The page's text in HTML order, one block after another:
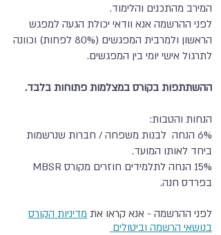
המירב מהתכנים והלימוד.
לפני ההרשמה אנא וודאי יכולת הגעה למפגש
הראשון ולמרבית המפגשים (80% לפחות) וכוונה
לתרגול אישי יומי בין המפגשים.
ההשתתפות בקורס במצלמות פתוחות בלבד.
הנחות והטבות:
6% הנחה לבנות משפחה / חברות שנרשמות
ביחד לאותו המועד.
15% הנחה לתלמידים חוזרים מקורס MBSR
בפרדס חנה.
לפני ההרשמה - אנא קראו את מדיניות הקורס
בנושאי הרשמה וביטולים